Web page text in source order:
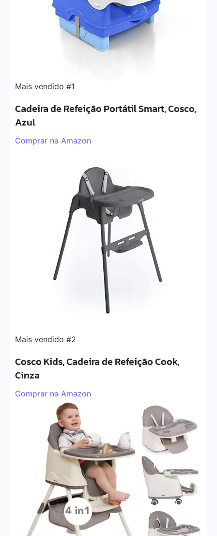
Mais vendido #1
Cadeira de Refeição Portátil Smart, Cosco,
Azul
Comprar na Amazon
Mais vendido #2
Cosco Kids, Cadeira de Refeição Cook,
Cinza
Comprar na Amazon